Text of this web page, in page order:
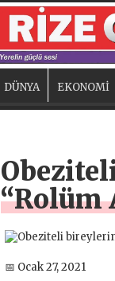
DÜNYA EKONOMİ
“Rolüm
📅 Ocak 27, 2021